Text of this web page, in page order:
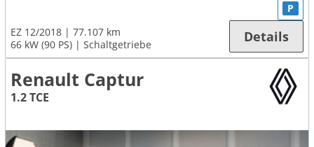
EZ 12/2018
77.107 km
66 kW (90 PS)
Schaltgetriebe
P
Details
Renault Captur
1.2 TCE